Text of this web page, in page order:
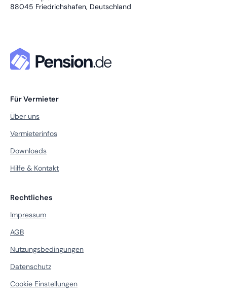
88045 Friedrichshafen, Deutschland
Für Vermieter
Über uns
Vermieterinfos
Downloads
Hilfe & Kontakt
Rechtliches
Impressum
AGB
Nutzungsbedingungen
Datenschutz
Cookie Einstellungen